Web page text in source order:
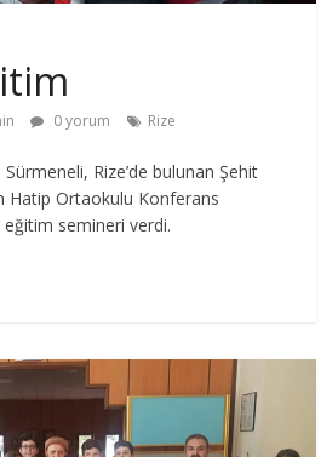
0 yorum Rize
Sürmeneli, Rize’de bulunan Şehit
Hatip Ortaokulu Konferans
eğitim semineri verdi.